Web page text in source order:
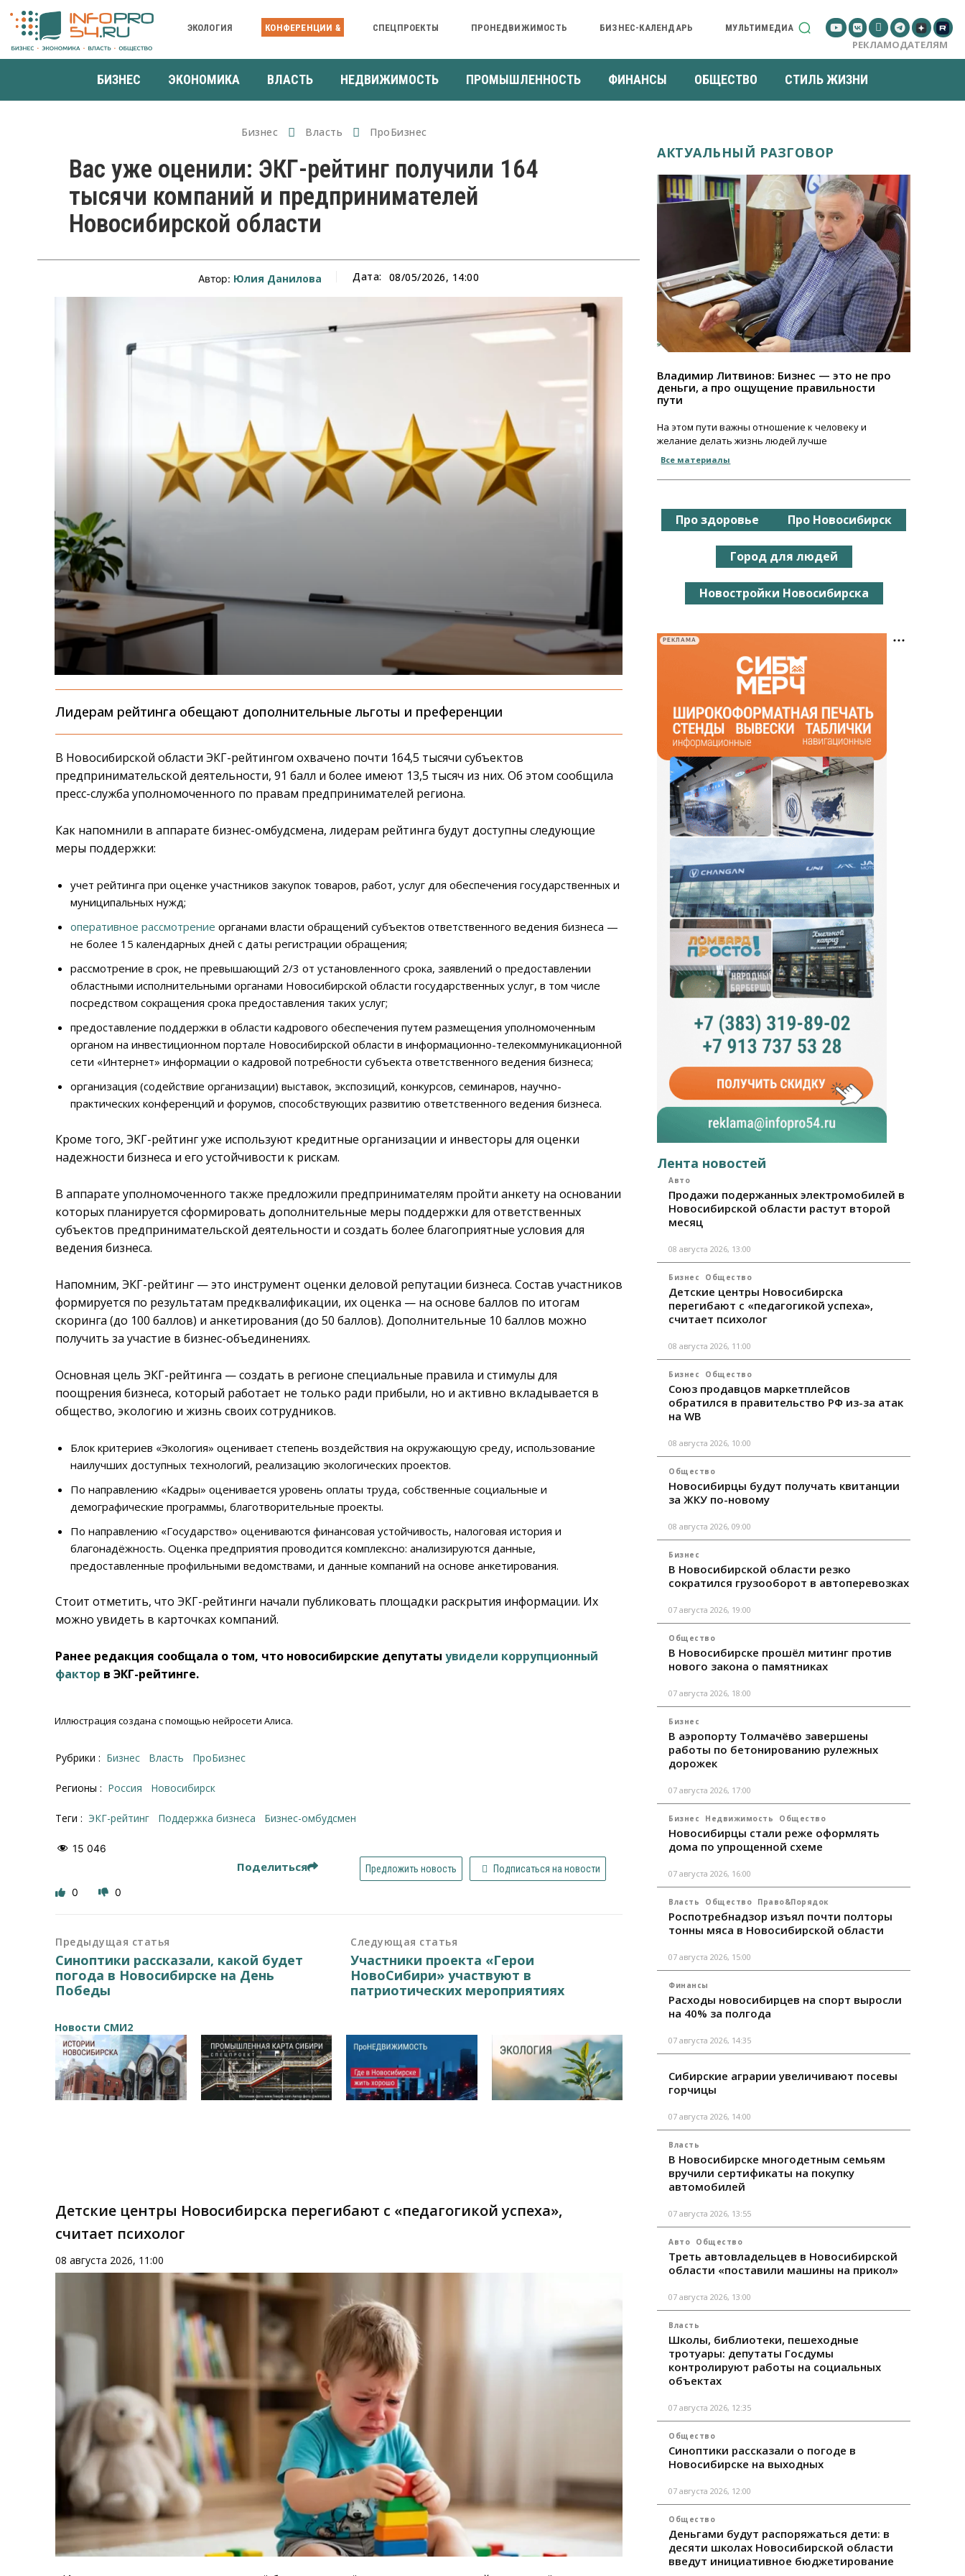
ЭКОЛОГИЯ КОНФЕРЕНЦИИ & СПЕЦПРОЕКТЫ ПРОНЕДВИЖИМОСТЬ БИЗНЕС-КАЛЕНДАРЬ МУЛЬТИМЕДИА
РЕКЛАМОДАТЕЛЯМ
БИЗНЕС ЭКОНОМИКА ВЛАСТЬ НЕДВИЖИМОСТЬ ПРОМЫШЛЕННОСТЬ ФИНАНСЫ ОБЩЕСТВО СТИЛЬ ЖИЗНИ
Бизнес Власть ПроБизнес
Вас уже оценили: ЭКГ-рейтинг получили 164
тысячи компаний и предпринимателей
Новосибирской области
Автор: Юлия Данилова Дата: 08/05/2026, 14:00
Лидерам рейтинга обещают дополнительные льготы и преференции
В Новосибирской области ЭКГ-рейтингом охвачено почти 164,5 тысячи субъектов
предпринимательской деятельности, 91 балл и более имеют 13,5 тысяч из них. Об этом сообщила
пресс-служба уполномоченного по правам предпринимателей региона.
Как напомнили в аппарате бизнес-омбудсмена, лидерам рейтинга будут доступны следующие
меры поддержки:
учет рейтинга при оценке участников закупок товаров, работ, услуг для обеспечения государственных и
муниципальных нужд;
оперативное рассмотрение органами власти обращений субъектов ответственного ведения бизнеса —
не более 15 календарных дней с даты регистрации обращения;
рассмотрение в срок, не превышающий 2/3 от установленного срока, заявлений о предоставлении
областными исполнительными органами Новосибирской области государственных услуг, в том числе
посредством сокращения срока предоставления таких услуг;
предоставление поддержки в области кадрового обеспечения путем размещения уполномоченным
органом на инвестиционном портале Новосибирской области в информационно-телекоммуникационной
сети «Интернет» информации о кадровой потребности субъекта ответственного ведения бизнеса;
организация (содействие организации) выставок, экспозиций, конкурсов, семинаров, научно-
практических конференций и форумов, способствующих развитию ответственного ведения бизнеса.
Кроме того, ЭКГ-рейтинг уже используют кредитные организации и инвесторы для оценки
надежности бизнеса и его устойчивости к рискам.
В аппарате уполномоченного также предложили предпринимателям пройти анкету на основании
которых планируется сформировать дополнительные меры поддержки для ответственных
субъектов предпринимательской деятельности и создать более благоприятные условия для
ведения бизнеса.
Напомним, ЭКГ-рейтинг — это инструмент оценки деловой репутации бизнеса. Состав участников
формируется по результатам предквалификации, их оценка — на основе баллов по итогам
скоринга (до 100 баллов) и анкетирования (до 50 баллов). Дополнительные 10 баллов можно
получить за участие в бизнес-объединениях.
Основная цель ЭКГ-рейтинга — создать в регионе специальные правила и стимулы для
поощрения бизнеса, который работает не только ради прибыли, но и активно вкладывается в
общество, экологию и жизнь своих сотрудников.
Блок критериев «Экология» оценивает степень воздействия на окружающую среду, использование
наилучших доступных технологий, реализацию экологических проектов.
По направлению «Кадры» оценивается уровень оплаты труда, собственные социальные и
демографические программы, благотворительные проекты.
По направлению «Государство» оцениваются финансовая устойчивость, налоговая история и
благонадёжность. Оценка предприятия проводится комплексно: анализируются данные,
предоставленные профильными ведомствами, и данные компаний на основе анкетирования.
Стоит отметить, что ЭКГ-рейтинги начали публиковать площадки раскрытия информации. Их
можно увидеть в карточках компаний.
Ранее редакция сообщала о том, что новосибирские депутатыувидели коррупционный
фактор в ЭКГ-рейтинге.
Иллюстрация создана с помощью нейросети Алиса.
Рубрики : Бизнес Власть ПроБизнес
Регионы : Россия Новосибирск
Теги : ЭКГ-рейтинг поддержка бизнеса бизнес-омбудсмен
15 046
Поделиться Предложить новость Подписаться на новости
0 0
Предыдущая статья
Синоптики рассказали, какой будет
погода в Новосибирске на День
Победы
Следующая статья
Участники проекта «Герои
НовоСибири» участвуют в
патриотических мероприятиях
Новости СМИ2
Детские центры Новосибирска перегибают с «педагогикой успеха»,
считает психолог
08 августа 2026, 11:00
АКТУАЛЬНЫЙ РАЗГОВОР
Владимир Литвинов: Бизнес — это не про
деньги, а про ощущение правильности
пути
На этом пути важны отношение к человеку и
желание делать жизнь людей лучше
Все материалы
Про здоровье Про Новосибирск
Город для людей
Новостройки Новосибирска
РЕКЛАМА
Лента новостей
Авто
Продажи подержанных электромобилей в
Новосибирской области растут второй
месяц
08 августа 2026, 13:00
Бизнес Общество
Детские центры Новосибирска
перегибают с «педагогикой успеха»,
считает психолог
08 августа 2026, 11:00
Бизнес Общество
Союз продавцов маркетплейсов
обратился в правительство РФ из-за атак
на WB
08 августа 2026, 10:00
Общество
Новосибирцы будут получать квитанции
за ЖКУ по-новому
08 августа 2026, 09:00
Бизнес
В Новосибирской области резко
сократился грузооборот в автоперевозках
07 августа 2026, 19:00
Общество
В Новосибирске прошёл митинг против
нового закона о памятниках
07 августа 2026, 18:00
Бизнес
В аэропорту Толмачёво завершены
работы по бетонированию рулежных
дорожек
07 августа 2026, 17:00
Бизнес Недвижимость Общество
Новосибирцы стали реже оформлять
дома по упрощенной схеме
07 августа 2026, 16:00
Власть Общество Право&Порядок
Роспотребнадзор изъял почти полторы
тонны мяса в Новосибирской области
07 августа 2026, 15:00
Финансы
Расходы новосибирцев на спорт выросли
на 40% за полгода
07 августа 2026, 14:35
Сибирские аграрии увеличивают посевы
горчицы
07 августа 2026, 14:00
Власть
В Новосибирске многодетным семьям
вручили сертификаты на покупку
автомобилей
07 августа 2026, 13:55
Авто Общество
Треть автовладельцев в Новосибирской
области «поставили машины на прикол»
07 августа 2026, 13:00
Власть
Школы, библиотеки, пешеходные
тротуары: депутаты Госдумы
контролируют работы на социальных
объектах
07 августа 2026, 12:35
Общество
Синоптики рассказали о погоде в
Новосибирске на выходных
07 августа 2026, 12:00
Общество
Деньгами будут распоряжаться дети: в
десяти школах Новосибирской области
введут инициативное бюджетирование